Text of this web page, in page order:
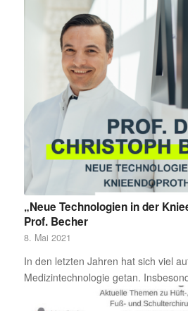
„Neue Technologien in der
Prof. Becher
8. Mai 2021
In den letzten Jahren hat sich viel
Medizintechnologie getan.